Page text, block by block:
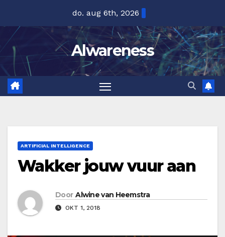
inhoud
do. aug 6th, 2026
Alwareness
ARTIFICIAL INTELLIGENCE
Wakker jouw vuur aan
Door Alwine van Heemstra
OKT 1, 2018